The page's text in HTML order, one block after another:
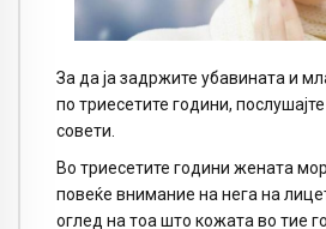
За да ја задржите убавината и
по триесетите години,
совети.
Во триесетите години жената
повеќе внимание на нега на
оглед на тоа што кожата во тие